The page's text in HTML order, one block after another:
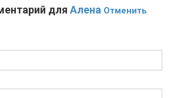
для Алена Отменить